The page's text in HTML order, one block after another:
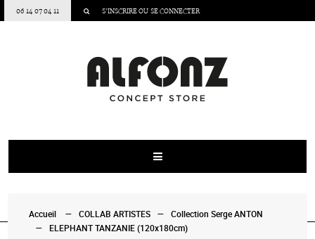
06 14 07 04 11 S’INSCRIREOU SE CONNECTER
Accueil COLLAB ARTISTES
Collection Serge ANTON
ELEPHANT TANZANIE (120x180cm)